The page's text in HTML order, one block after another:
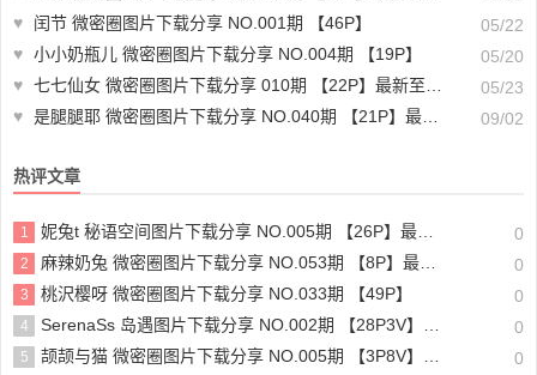
♥
闰节 微密圈图片下载分享 NO.001期 【46P】
05/22
♥ 小小奶瓶儿 微密圈图片下载分享 NO.004期 【19P】
05/20
♥ 七七仙女 微密圈图片下载分享 010期 【22P】最新至：2023.12.12
05/23
♥ 是腿腿耶 微密圈图片下载分享 NO.040期 【21P】最新至：2024.8.29 09/02
热评文章
1 妮兔t 秘语空间图片下载分享 NO.005期 【26P】最新至：2025.6.11 0
2 麻辣奶兔 微密圈图片下载分享 NO.053期 【8P】最新至：2023.11.18 0
3 桃沢樱呀 微密圈图片下载分享 NO.033期 【49P】 0
4 SerenaSs 岛遇图片下载分享 NO.002期 【28P3V】最新至：2025.6.19 0
5 颉颉与猫 微密圈图片下载分享 NO.005期 【3P8V】最新至：2023.11.20 0